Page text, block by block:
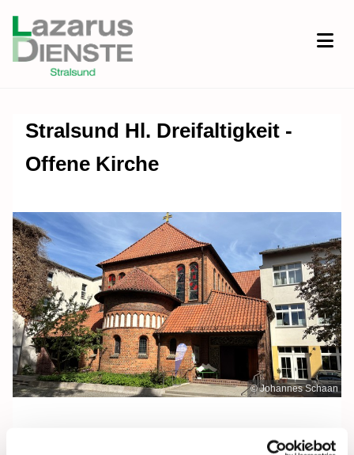
Stralsund Hl. Dreifaltigkeit -
Offene Kirche
© Johannes Schaan